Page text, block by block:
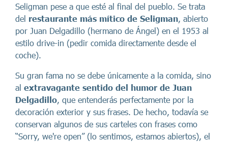
Seligman pese a que esté al final del pueblo. Se trata
del restaurante más mítico de Seligman, abierto
por Juan Delgadillo (hermano de Ángel) en el 1953 al
estilo drive-in (pedir comida directamente desde el
coche).
Su gran fama no se debe únicamente a la comida, sino
al extravagante sentido del humor de Juan
Delgadillo, que entenderás perfectamente por la
decoración exterior y sus frases. De hecho, todavía se
conservan algunos de sus carteles con frases como
“Sorry, we're open” (lo sentimos, estamos abiertos), el